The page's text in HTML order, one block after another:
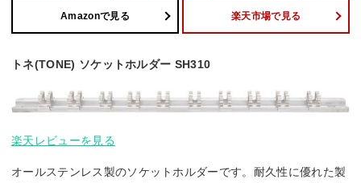
Amazonで見る 楽天市場で見る
トネ(TONE) ソケットホルダー SH310
楽天レビューを見る
オールステンレス製のソケットホルダーです。耐久性に優れた製